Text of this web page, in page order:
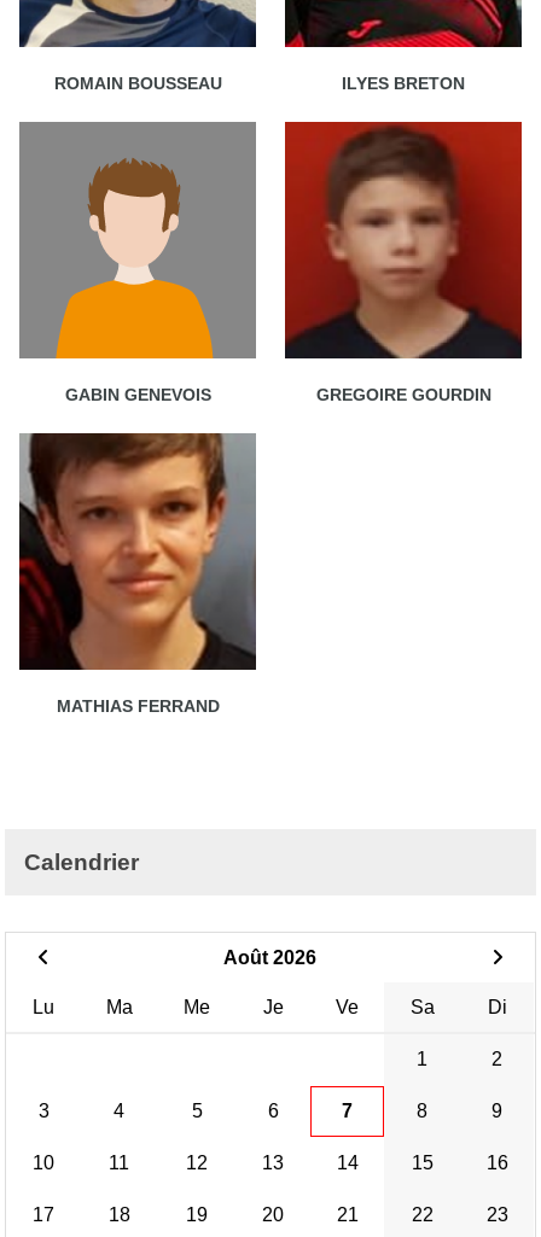
ROMAIN BOUSSEAU ILYES BRETON
GABIN GENEVOIS GREGOIRE GOURDIN
MATHIAS FERRAND
Calendrier
Août 2026
Lu Ma Me Je Ve Sa Di
1 2
3 4 5 6 7 8 9
10 11 12 13 14 15 16
17 18 19 20 21 22 23